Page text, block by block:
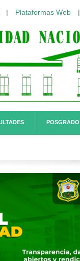
| Plataformas Web |
POSGRADO